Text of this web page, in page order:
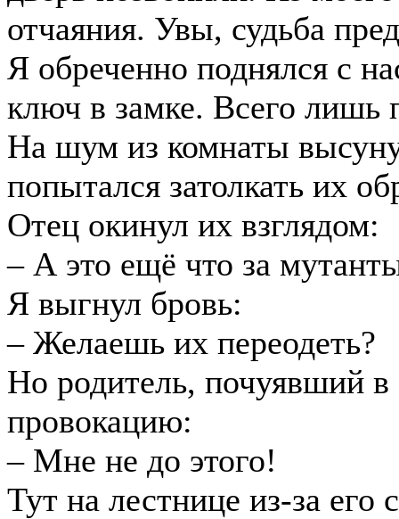
отчаяния. Увы, судьба
Я обреченно поднялся с
ключ в замке. Всего лишь
На шум из комнаты
попытался затолкать их
Отец окинул их взглядом:
– А это ещё что за
Я выгнул бровь:
– Желаешь их переодеть?
Но родитель, почуявший в
провокацию:
– Мне не до этого!
Тут на лестнице из-за